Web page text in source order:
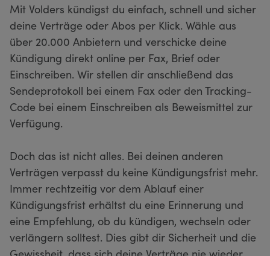
Mit Volders kündigst du einfach, schnell und sicher
deine Verträge oder Abos per Klick. Wähle aus
über 20.000 Anbietern und verschicke deine
Kündigung direkt online per Fax, Brief oder
Einschreiben. Wir stellen dir anschließend das
Sendeprotokoll bei einem Fax oder den Tracking-
Code bei einem Einschreiben als Beweismittel zur
Verfügung.
Doch das ist nicht alles. Bei deinen anderen
Verträgen verpasst du keine Kündigungsfrist mehr.
Immer rechtzeitig vor dem Ablauf einer
Kündigungsfrist erhältst du eine Erinnerung und
eine Empfehlung, ob du kündigen, wechseln oder
verlängern solltest. Dies gibt dir Sicherheit und die